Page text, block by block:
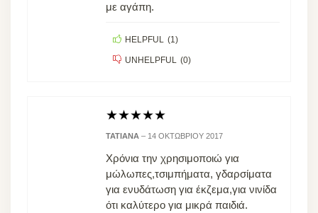
με αγάπη.
HELPFUL (1)
UNHELPFUL (0)
★★★★★
ΤΑΤΙΆΝΑ – 14 ΟΚΤΩΒΡΊΟΥ 2017
Χρόνια την χρησιμοποιώ για
μώλωπες,τσιμπήματα, γδαρσίματα
για ενυδάτωση για έκζεμα,για νινίδα
ότι καλύτερο για μικρά παιδιά.